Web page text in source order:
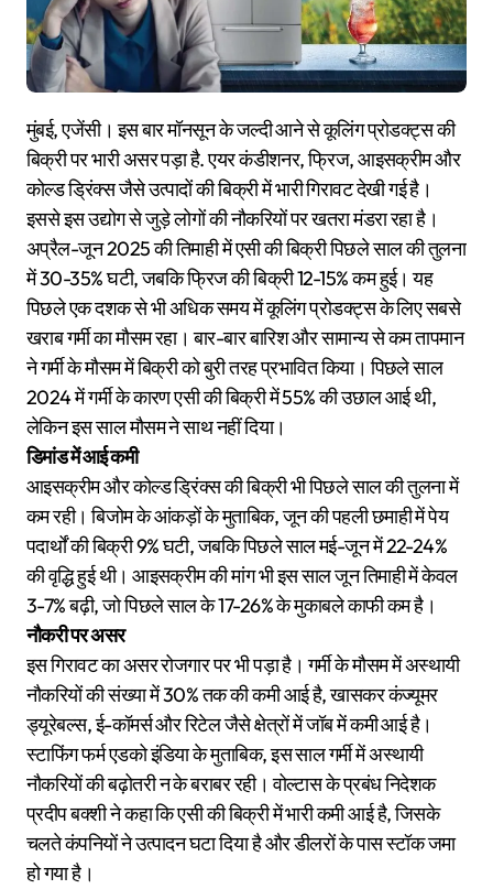
मुंबई, एजेंसी। इस बार मॉनसून के जल्दी आने से कूलिंग प्रोडक्ट्स की
बिक्री पर भारी असर पड़ा है. एयर कंडीशनर, फ्रिज, आइसक्रीम और
कोल्ड ड्रिंक्स जैसे उत्पादों की बिक्री में भारी गिरावट देखी गई है।
इससे इस उद्योग से जुड़े लोगों की नौकरियों पर खतरा मंडरा रहा है।
अप्रैल-जून 2025 की तिमाही में एसी की बिक्री पिछले साल की तुलना
में 30-35% घटी, जबकि फ्रिज की बिक्री 12-15% कम हुई। यह
पिछले एक दशक से भी अधिक समय में कूलिंग प्रोडक्ट्स के लिए सबसे
खराब गर्मी का मौसम रहा। बार-बार बारिश और सामान्य से कम तापमान
ने गर्मी के मौसम में बिक्री को बुरी तरह प्रभावित किया। पिछले साल
2024 में गर्मी के कारण एसी की बिक्री में 55% की उछाल आई थी,
लेकिन इस साल मौसम ने साथ नहीं दिया।
डिमांड में आई कमी
आइसक्रीम और कोल्ड ड्रिंक्स की बिक्री भी पिछले साल की तुलना में
कम रही। बिजोम के आंकड़ों के मुताबिक, जून की पहली छमाही में पेय
पदार्थों की बिक्री 9% घटी, जबकि पिछले साल मई-जून में 22-24%
की वृद्धि हुई थी। आइसक्रीम की मांग भी इस साल जून तिमाही में केवल
3-7% बढ़ी, जो पिछले साल के 17-26% के मुकाबले काफी कम है।
नौकरी पर असर
इस गिरावट का असर रोजगार पर भी पड़ा है। गर्मी के मौसम में अस्थायी
नौकरियों की संख्या में 30% तक की कमी आई है, खासकर कंज्यूमर
ड्यूरेबल्स, ई-कॉमर्स और रिटेल जैसे क्षेत्रों में जॉब में कमी आई है।
स्टाफिंग फर्म एडको इंडिया के मुताबिक, इस साल गर्मी में अस्थायी
नौकरियों की बढ़ोतरी न के बराबर रही। वोल्टास के प्रबंध निदेशक
प्रदीप बक्शी ने कहा कि एसी की बिक्री में भारी कमी आई है, जिसके
चलते कंपनियों ने उत्पादन घटा दिया है और डीलरों के पास स्टॉक जमा
हो गया है।